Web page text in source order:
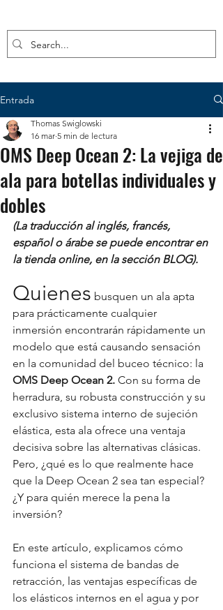
Entrada
OMS Deep Ocean 2: La vejiga de
ala para botellas individuales y
dobles
Thomas Swiglowski
16 mar 5 min de lectura
(La traducción al inglés, francés,
español o árabe se puede encontrar en
la tienda online, en la sección BLOG).
Quienes busquen un ala apta
para prácticamente cualquier
inmersión encontrarán rápidamente un
modelo que está causando sensación
en la comunidad del buceo técnico: la
OMS Deep Ocean 2. Con su forma de
herradura, su robusta construcción y su
exclusivo sistema interno de sujeción
elástica, esta ala ofrece una ventaja
decisiva sobre las alternativas clásicas.
Pero, ¿qué es lo que realmente hace
que la Deep Ocean 2 sea tan especial?
¿Y para quién merece la pena la
inversión?
En este artículo, explicamos cómo
funciona el sistema de bandas de
retracción, las ventajas específicas de
los elásticos internos en el agua y por